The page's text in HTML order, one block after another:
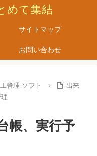
めて集結
サイトマップ
お問い合わせ
管理 ソフト
出来
帳、実行予